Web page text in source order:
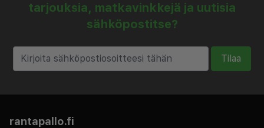
tarjouksia, matkavinkkejä ja uutisia
sähköpostitse?
Tilaa
rantapallo.fi